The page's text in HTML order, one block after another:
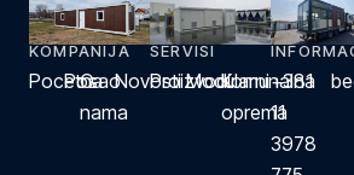
KOMPANIJA
Pocetna
Posao
O
nama
Novosti
SERVISI
Proizvodi
Modularni
Komunalna
oprema
+381
11
3978